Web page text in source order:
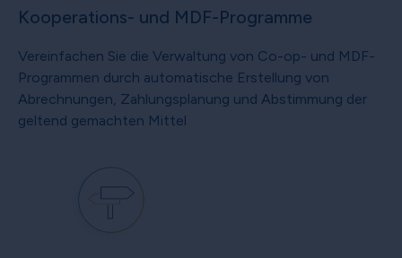
Kooperations- und MDF-Programme
Vereinfachen Sie die Verwaltung von Co-op- und MDF-
Programmen durch automatische Erstellung von
Abrechnungen, Zahlungsplanung und Abstimmung der
geltend gemachten Mittel